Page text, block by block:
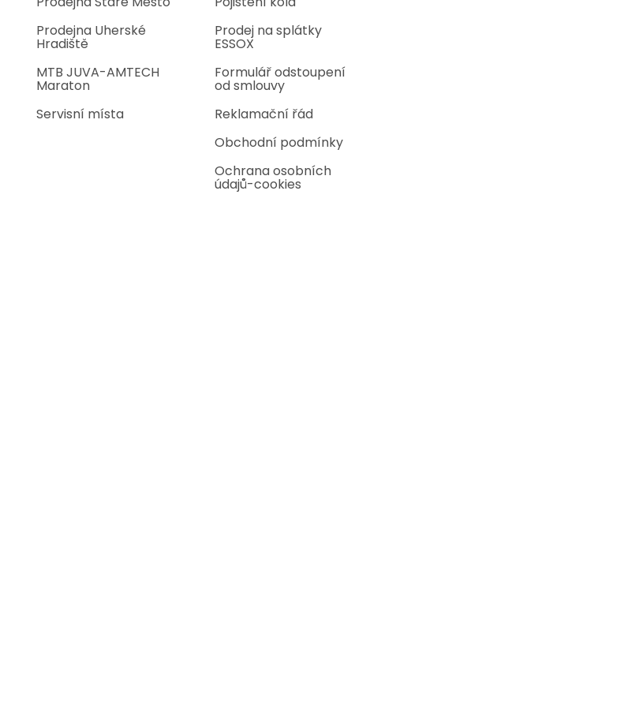
Prodejna Uherské
Hradiště
MTB JUVA-AMTECH
Maraton
Servisní místa
Prodej na splátky
ESSOX
Formulář odstoupení
od smlouvy
Reklamační řád
Obchodní podmínky
Ochrana osobních
údajů-cookies